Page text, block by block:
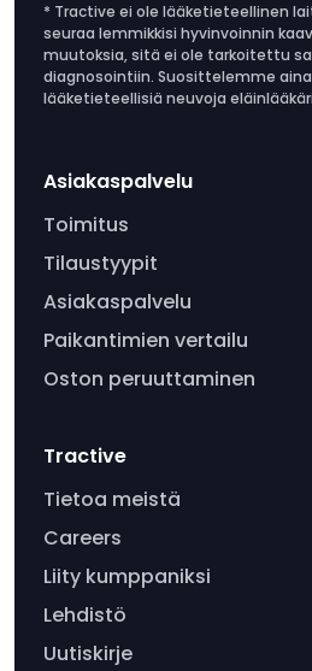
* Tractive ei ole lääketieteellinen
seuraa lemmikkisi hyvinvoinnin
muutoksia, sitä ei ole tarkoitettu
diagnosointiin. Suosittelemme
lääketieteellisiä neuvoja
Asiakaspalvelu
Toimitus
Tilaustyypit
Asiakaspalvelu
Paikantimien vertailu
Oston peruuttaminen
Tractive
Tietoa meistä
Careers
Liity kumppaniksi
Lehdistö
Uutiskirje